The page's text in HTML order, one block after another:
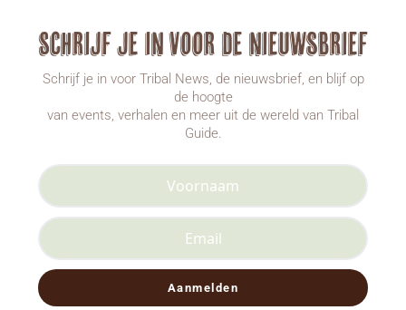
Schrijf je in voor de nieuwsbrief
Schrijf je in voor Tribal News, de nieuwsbrief, en blijf op
de hoogte
van events, verhalen en meer uit de wereld van Tribal
Guide.